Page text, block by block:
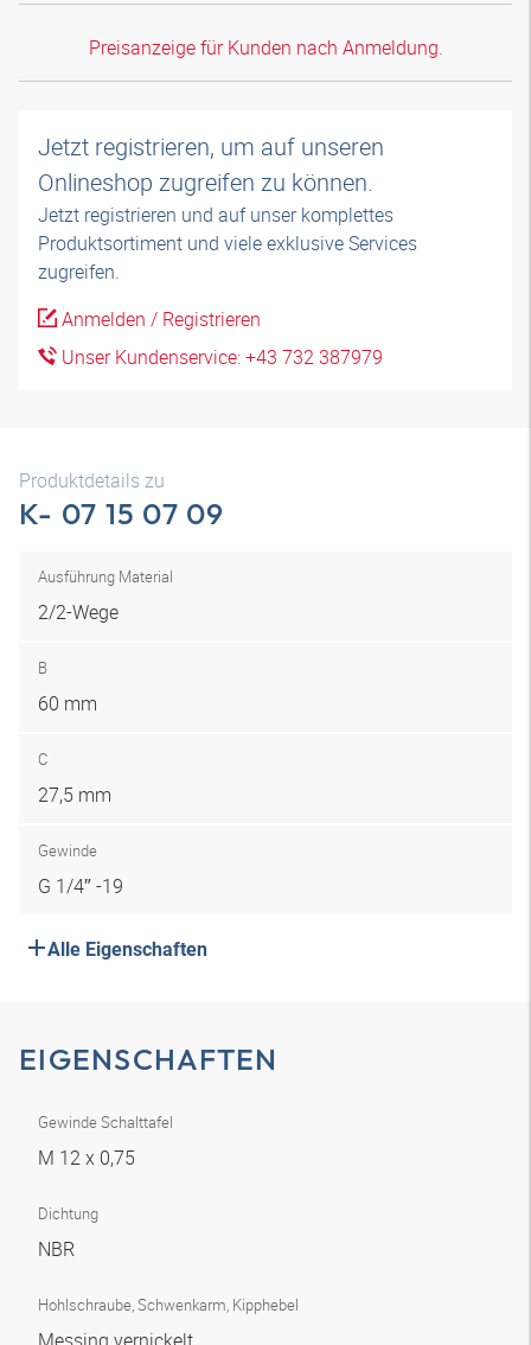
Preisanzeige für Kunden nach Anmeldung.
Jetzt registrieren, um auf unseren
Onlineshop zugreifen zu können.
Jetzt registrieren und auf unser komplettes
Produktsortiment und viele exklusive Services
zugreifen.
Anmelden / Registrieren
Unser Kundenservice: +43 732 387979
Produktdetails zu
K- 07 15 07 09
Ausführung Material
2/2-Wege
B
60 mm
C
27,5 mm
Gewinde
G 1/4″ -19
Alle Eigenschaften
EIGENSCHAFTEN
Gewinde Schalttafel
M 12 x 0,75
Dichtung
NBR
Hohlschraube, Schwenkarm, Kipphebel